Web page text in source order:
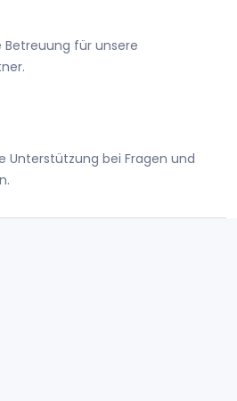
Betreuung für unsere
Unterstützung bei Fragen und